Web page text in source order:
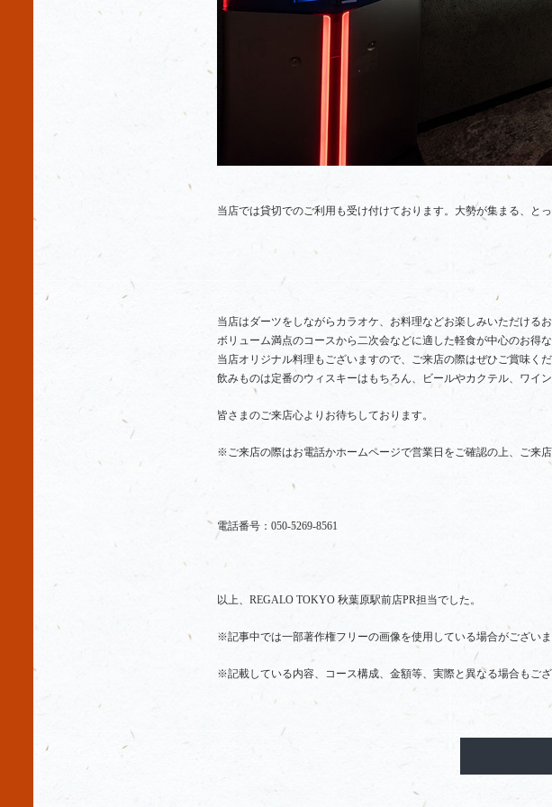
当店では貸切でのご利用も受け付けております。大勢が集まる、と
当店はダーツをしながらカラオケ、お料理などお楽しみいただけるお
ボリューム満点のコースから二次会などに適した軽食が中心のお得
当店オリジナル料理もございますので、ご来店の際はぜひご賞味く
飲みものは定番のウィスキーはもちろん、ビールやカクテル、ワイ
皆さまのご来店心よりお待ちしております。
※ご来店の際はお電話かホームページで営業日をご確認の上、ご来
電話番号： 050-5269-8561
以上、REGALO TOKYO 秋葉原駅前店PR担当でした。
※記事中では一部著作権フリーの画像を使用している場合がございま
※記載している内容、コース構成、金額等、実際と異なる場合もご